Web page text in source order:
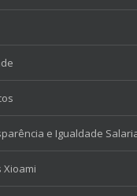
e Igualdade